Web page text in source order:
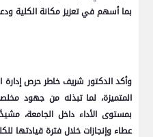
بما أسهم في تعزيز مكانة الكلية
وأكد الدكتور شريف خاطر حرص إدارة
المتميزة، لما تبذله من جهود
بمستوى الأداء داخل الجامعة،
عطاء وإنجازات خلال فترة قيادتها